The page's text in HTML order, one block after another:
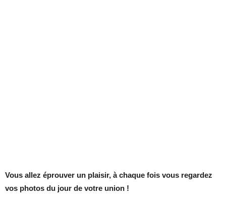
Vous allez éprouver un plaisir, à chaque fois vous regardez
vos photos du jour de votre union !